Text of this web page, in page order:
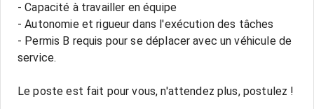
- Capacité à travailler en équipe
- Autonomie et rigueur dans l'exécution des tâches
- Permis B requis pour se déplacer avec un véhicule de
service.